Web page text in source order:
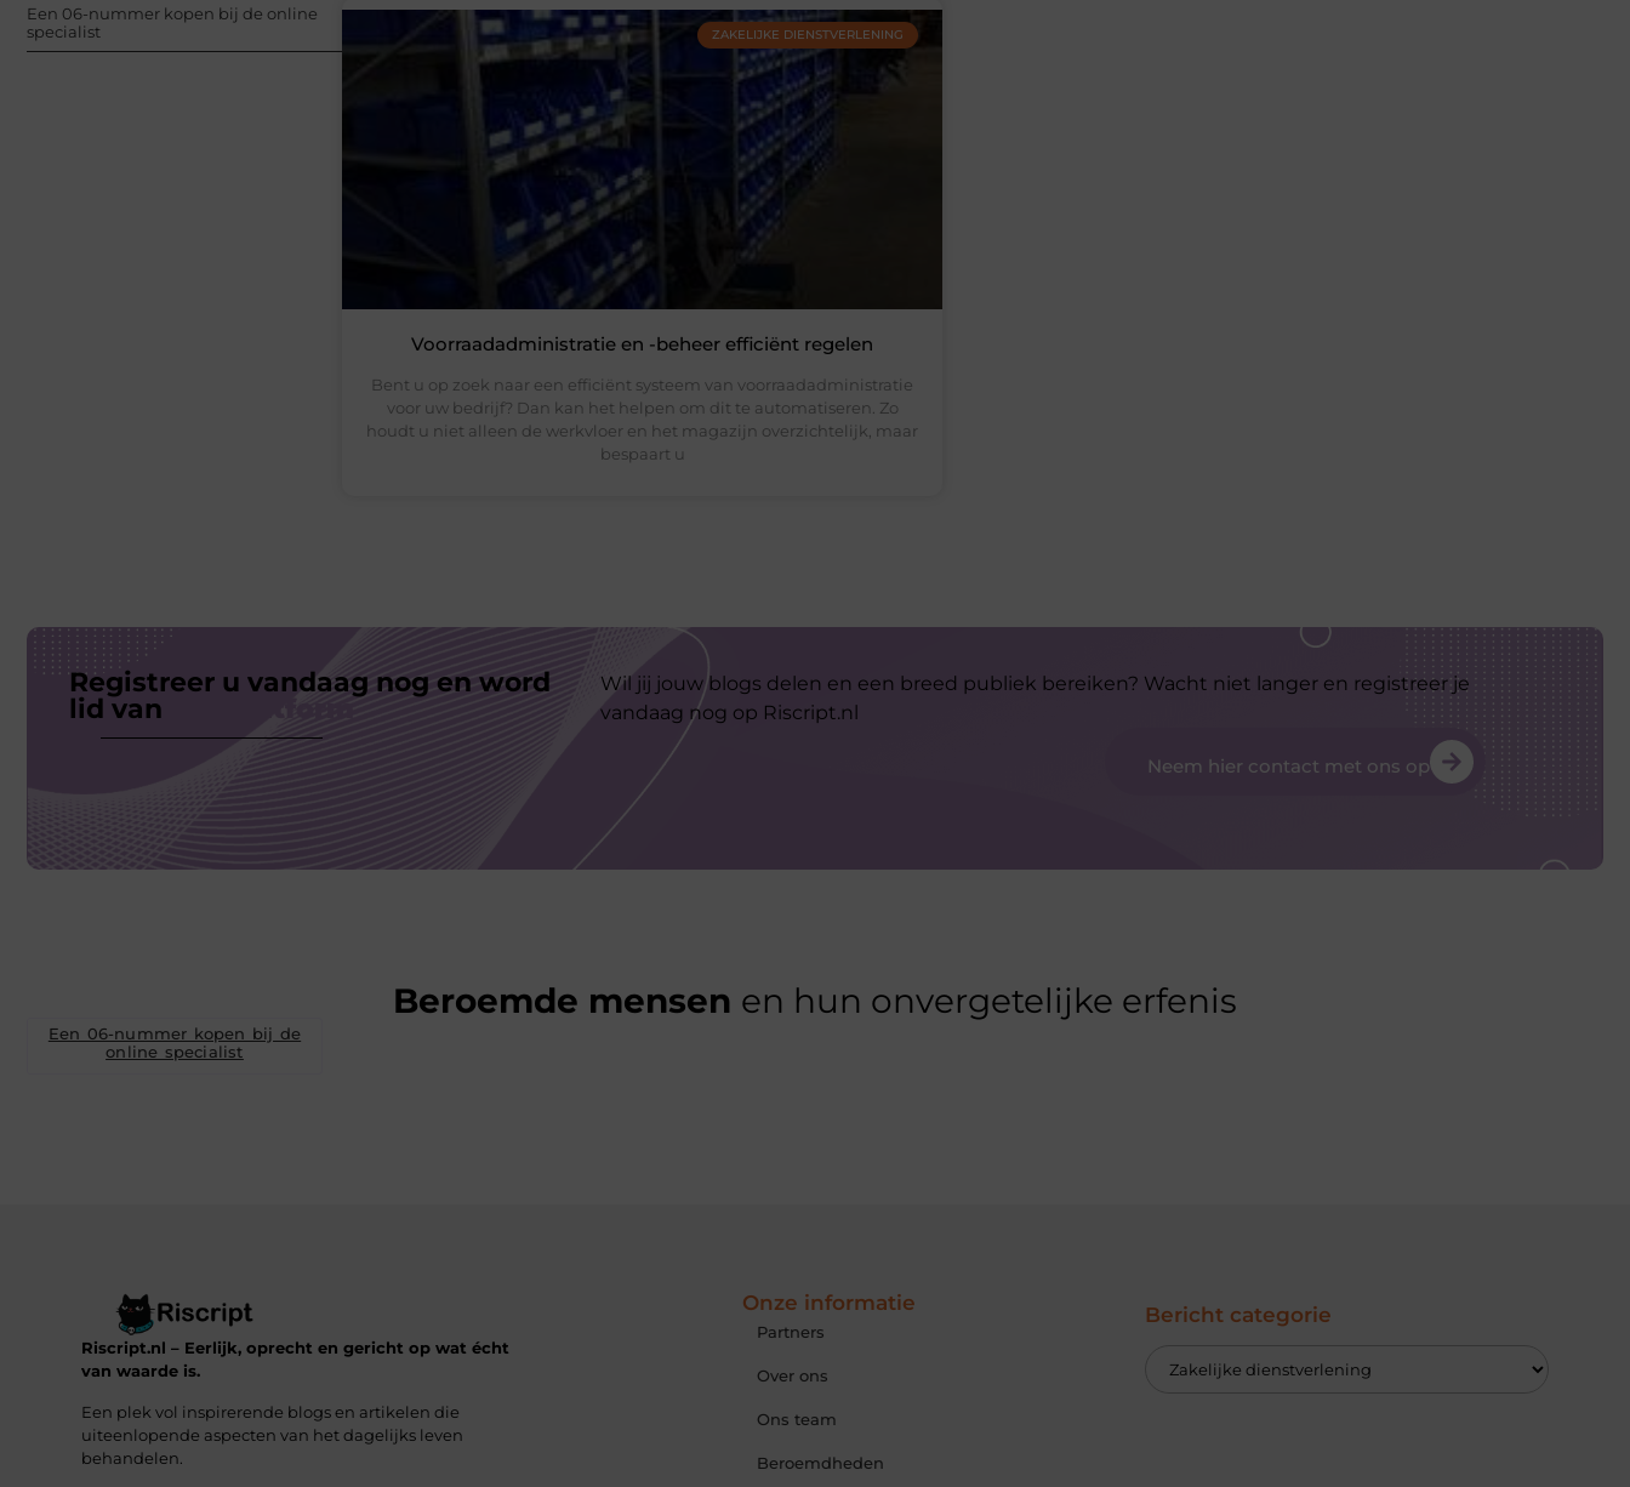
Een 06-nummer kopen bij de online
specialist
ZAKELIJKE DIENSTVERLENING
Voorraadadministratie en -beheer efficiënt regelen
Bent u op zoek naar een efficiënt systeem van voorraadadministratie
voor uw bedrijf? Dan kan het helpen om dit te automatiseren. Zo
houdt u niet alleen de werkvloer en het magazijn overzichtelijk, maar
bespaart u
Registreer u vandaag nog en word
lid van
Wil jij jouw blogs delen en een breed publiek bereiken? Wacht niet langer en registreer je
vandaag nog op Riscript.nl
Neem hier contact met ons op
Beroemde mensen en hun onvergetelijke erfenis
Een 06-nummer kopen bij de
online specialist
Riscript.nl – Eerlijk, oprecht en gericht op wat écht
van waarde is.
Een plek vol inspirerende blogs en artikelen die
uiteenlopende aspecten van het dagelijks leven
behandelen.
Onze informatie
Partners
Over ons
Ons team
Beroemdheden
Bericht categorie